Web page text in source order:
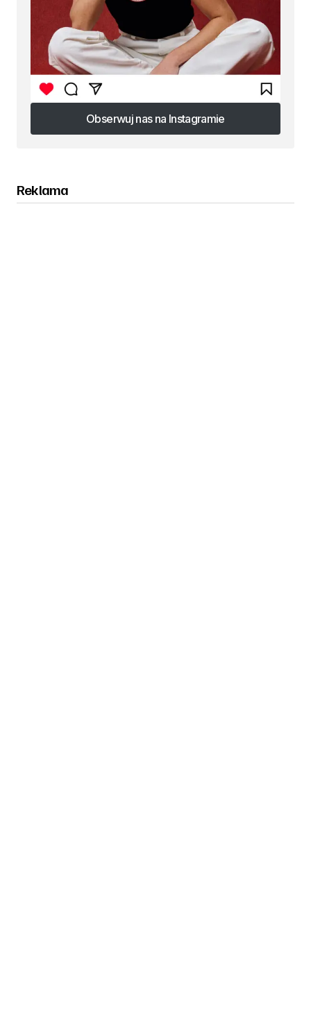
Obserwuj nas na Instagramie
Obserwuj nas na Instagramie
Reklama